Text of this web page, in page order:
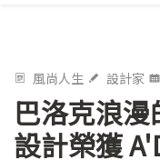
風尚人生 設計家
巴洛克浪
設計榮獲